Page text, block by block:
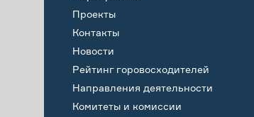
Проекты
Контакты
Новости
Рейтинг горовосходителей
Направления деятельности
Комитеты и комиссии